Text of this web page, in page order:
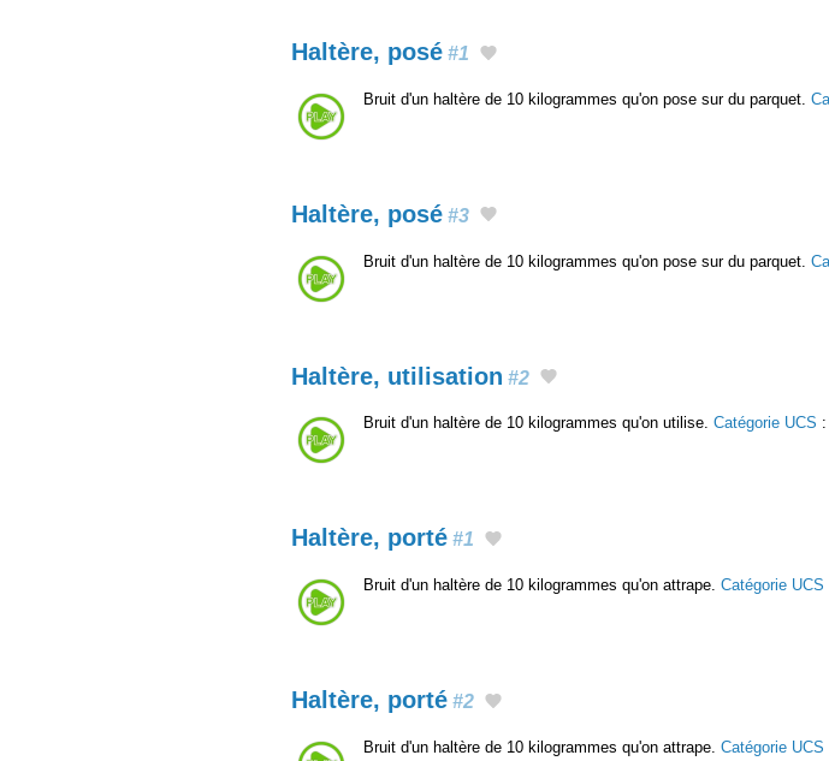
Haltère, posé #1
Bruit d'un haltère de 10 kilogrammes qu'on pose sur du parquet.
Haltère, posé #3
Bruit d'un haltère de 10 kilogrammes qu'on pose sur du parquet.
Haltère, utilisation #2
Bruit d'un haltère de 10 kilogrammes qu'on utilise. Catégorie UCS :
Haltère, porté #1
Bruit d'un haltère de 10 kilogrammes qu'on attrape. Catégorie UCS
Haltère, porté #2
Bruit d'un haltère de 10 kilogrammes qu'on attrape. Catégorie UCS